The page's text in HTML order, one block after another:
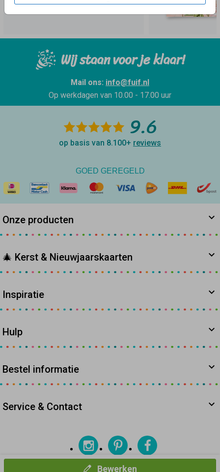
Bewerken
Wij staan voor je klaar!
Mail ons: info@fuif.nl
Op werkdagen van 10.00 - 17.00 uur
9.6
op basis van 8.100+ reviews
GOED GEREGELD
Onze producten
🎄 Kerst & Nieuwjaarskaarten
Inspiratie
Hulp
Bestel informatie
Service & Contact